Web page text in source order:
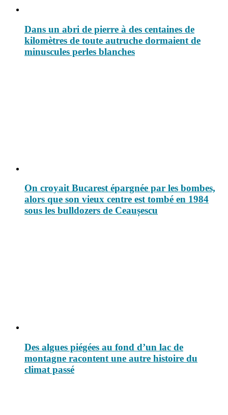
Dans un abri de pierre à des centaines de
kilomètres de toute autruche dormaient de
minuscules perles blanches
On croyait Bucarest épargnée par les bombes,
alors que son vieux centre est tombé en 1984
sous les bulldozers de Ceaușescu
Des algues piégées au fond d’un lac de
montagne racontent une autre histoire du
climat passé